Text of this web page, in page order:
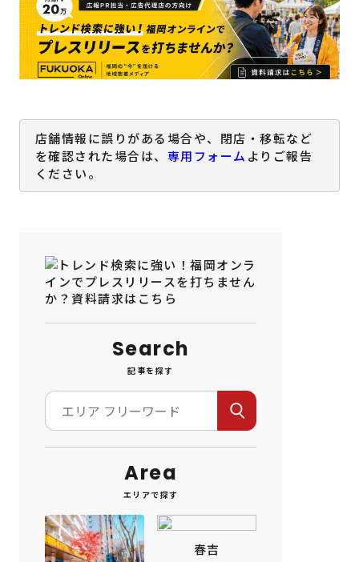
店舗情報に誤りがある場合や、閉店・移転など
を確認された場合は、 専用フォーム よりご報告
ください。
Search
記事を探す
Area
エリアで探す
春吉